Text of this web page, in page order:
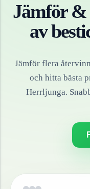
Jämför &
av
Jämför flera
och hitta bästa
Herrljunga.